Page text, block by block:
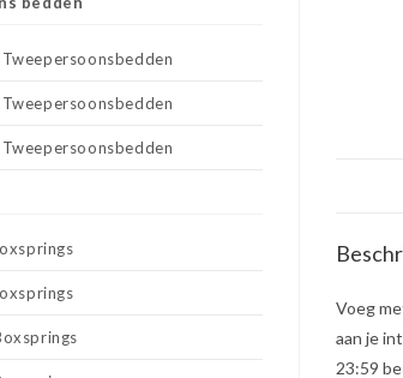
Voeg
aan je
23:59